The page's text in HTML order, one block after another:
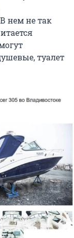
нем не так
туалет